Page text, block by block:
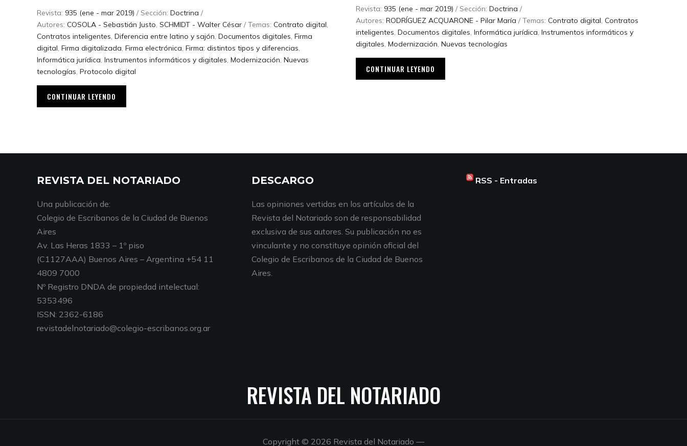
Revista: 935 (ene - mar 2019) / Sección: Doctrina /
Autores: COSOLA - Sebastián Justo, SCHMIDT - Walter César / Temas: Contrato digital,
Contratos inteligentes, Diferencia entre latino y sajón, Documentos digitales, Firma
digital, Firma digitalizada, Firma electrónica, Firma: distintos tipos y diferencias,
Informática jurídica, Instrumentos informáticos y digitales, Modernización, Nuevas
tecnologías, Protocolo digital
CONTINUAR LEYENDO
Revista: 935 (ene - mar 2019) / Sección: Doctrina /
Autores: RODRÍGUEZ ACQUARONE - Pilar María / Temas: Contrato digital, Contratos
inteligentes, Documentos digitales, Informática jurídica, Instrumentos informáticos y
digitales, Modernización, Nuevas tecnologías
CONTINUAR LEYENDO
REVISTA DEL NOTARIADO
Una publicación de:
Colegio de Escribanos de la Ciudad de Buenos
Aires
Av. Las Heras 1833 – 1º piso
(C1127AAA) Buenos Aires – Argentina +54 11
4809 7000
Nº Registro DNDA de propiedad intelectual:
5353496
ISSN: 2362-6186
revistadelnotariado@colegio-escribanos.org.ar
DESCARGO
Las opiniones vertidas en los artículos de la
Revista del Notariado son de responsabilidad
exclusiva de sus autores. Su publicación no es
vinculante y no constituye opinión oficial del
Colegio de Escribanos de la Ciudad de Buenos
Aires.
RSS - Entradas
REVISTA DEL NOTARIADO
Copyright © 2026 Revista del Notariado —